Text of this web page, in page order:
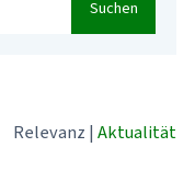
Suchen
Relevanz | Aktualität